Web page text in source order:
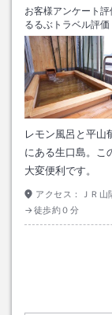
お客様アンケート評
るるぶトラベル評価
レモン風呂と平山
にある生口島。こ
大変便利です。
アクセス：
ＪＲ
→徒歩約０分